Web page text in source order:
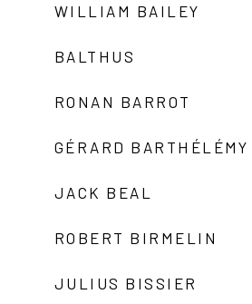
WILLIAM BAILEY
BALTHUS
RONAN BARROT
GÉRARD BARTHÉLÉMY
JACK BEAL
ROBERT BIRMELIN
JULIUS BISSIER